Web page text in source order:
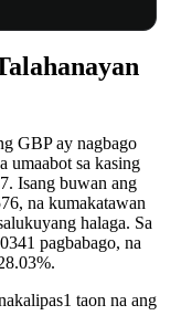
GBP ay nagbago
umaabot sa kasing
Isang buwan ang
na kumakatawan
halaga. Sa
pagbabago, na
.
1 taon na ang